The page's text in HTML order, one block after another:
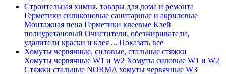
Строительная химия, товары для дома и ремонта
Герметики силиконовые санитарные и акриловые
Монтажная пена Герметики клеевые Клей
полиуретановый Очистители, обезжириватели,
удалители краски и клея ... Показать все
Хомуты червячные, силовые, стальные стяжки
Хомуты червячные W1 и W2 Хомуты силовые W1 и W2
Стяжки стальные NORMA хомуты червячные W3